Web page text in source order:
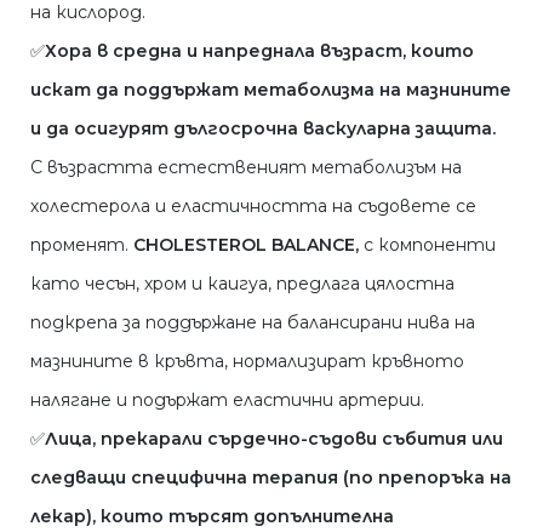
на кислород.
✅Хора в средна и напреднала възраст, които
искат да поддържат метаболизма на мазнините
и да осигурят дългосрочна васкуларна защита.
С възрастта естественият метаболизъм на
холестерола и еластичността на съдовете се
променят. CHOLESTEROL BALANCE, с компоненти
като чесън, хром и каигуа, предлага цялостна
подкрепа за поддържане на балансирани нива на
мазнините в кръвта, нормализират кръвното
налягане и подържат еластични артерии.
✅Лица, прекарали сърдечно-съдови събития или
следващи специфична терапия (по препоръка на
лекар), които търсят допълнителна